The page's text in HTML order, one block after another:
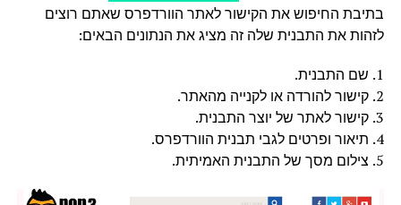
בתיבת החיפוש את הקישור לאתר הוורדפרס שאתם רוצים
לזהות את התבנית שלה זה מציג את הנתונים הבאים:
1. שם התבנית.
2. קישור להורדה או לקנייה מהאתר.
3. קישור לאתר של יוצר התבנית.
4. תיאור ופרטים לגבי תבנית הוורדפרס.
5. צילום מסך של התבנית האמיתית.